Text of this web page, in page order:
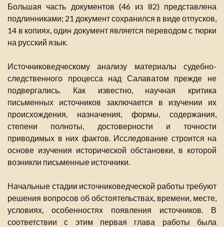
Большая часть документов (46 из 82) представлена
подлинниками; 21 документ сохранился в виде отпусков,
14 в копиях, один документ является переводом с тюрки
на русский язык.
Источниковедческому анализу материалы судебно-
следственного процесса над Салаватом прежде не
подвергались. Как известно, научная критика
письменных источников заключается в изучении их
происхождения, назначения, формы, содержания,
степени полноты, достоверности и точности
приводимых в них фактов. Исследование строится на
основе изучения исторической обстановки, в которой
возникли письменные источники.
Начальные стадии источниковедческой работы требуют
решения вопросов об обстоятельствах, времени, месте,
условиях, особенностях появления источников. В
соответствии с этим первая глава работы была